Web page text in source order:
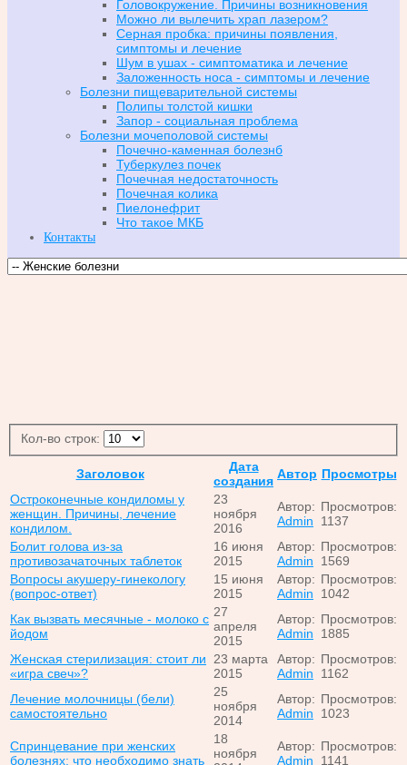
Головокружение. Причины возникновения
Можно ли вылечить храп лазером?
Серная пробка: причины появления,
симптомы и лечение
Шум в ушах - симптоматика и лечение
Заложенность носа - симптомы и лечение
Болезни пищеварительной системы
Полипы толстой кишки
Запор - социальная проблема
Болезни мочеполовой системы
Почечно-каменная болезнб
Туберкулез почек
Почечная недостаточность
Почечная колика
Пиелонефрит
Что такое МКБ
Контакты
Кол-во строк:
Заголовок
Дата
создания Автор Просмотры
Остроконечные кондиломы у
женщин. Причины, лечение
кондилом.
23
ноября
2016
Автор:
Admin
Просмотров:
1137
Болит голова из-за
противозачаточных таблеток
16 июня
2015
Автор:
Admin
Просмотров:
1569
Вопросы акушеру-гинекологу
(вопрос-ответ)
15 июня
2015
Автор:
Admin
Просмотров:
1042
Как вызвать месячные - молоко с
йодом
27
апреля
2015
Автор:
Admin
Просмотров:
1885
Женская стерилизация: стоит ли
«игра свеч»?
23 марта
2015
Автор:
Admin
Просмотров:
1162
Лечение молочницы (бели)
самостоятельно
25
ноября
2014
Автор:
Admin
Просмотров:
1023
Спринцевание при женских
болезнях: что необходимо знать
18
ноября
Автор:
Admin
Просмотров:
1141